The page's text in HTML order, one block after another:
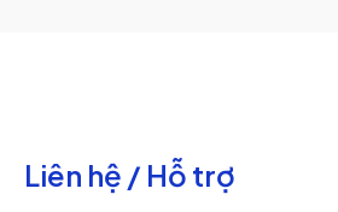
Liên hệ / Hỗ trợ